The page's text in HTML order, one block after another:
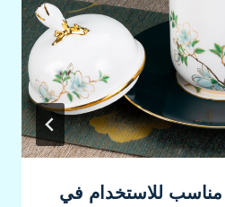
للاستخدام في